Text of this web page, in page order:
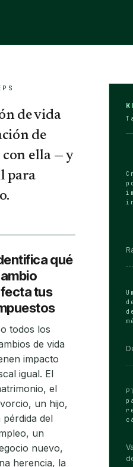
de vida
de
con ella — y
para
qué
tus
todos los
de vida
impacto
igual. El
el
un hijo,
pérdida del
un
nuevo,
herencia, la